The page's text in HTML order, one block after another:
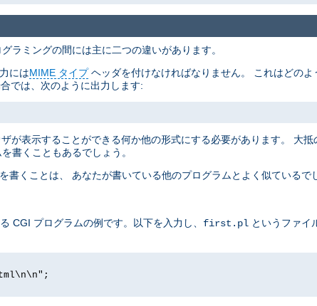
ラミングの間には主に二つの違いがあります。
にはMIME タイプヘッダを付けなければなりません。 これはどの
では、次のように出力します:
が表示することができる何か他の形式にする必要があります。 大
書くこともあるでしょう。
書くことは、 あなたが書いている他のプログラムとよく似ているで
CGI プログラムの例です。以下を入力し、 first.pl というファイ